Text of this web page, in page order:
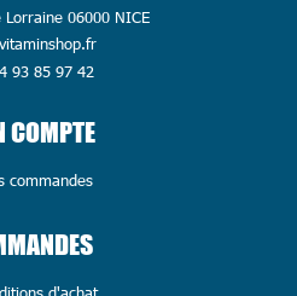
06000 NICE
93 85 97 42
COMPTE
commandes
d'achat